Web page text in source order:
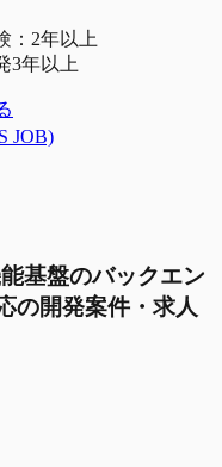
：2年以上
3年以上
JOB)
基盤のバックエン
の開発案件・求人